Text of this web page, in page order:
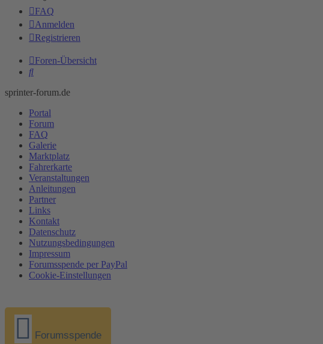
FAQ
Anmelden
Registrieren
Foren-Übersicht
Suche
sprinter-forum.de
Portal
Forum
FAQ
Galerie
Marktplatz
Fahrerkarte
Veranstaltungen
Anleitungen
Partner
Links
Kontakt
Datenschutz
Nutzungsbedingungen
Impressum
Forumsspende per PayPal
Cookie-Einstellungen
Forumsspende